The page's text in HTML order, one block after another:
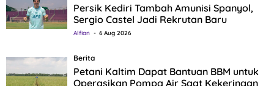
Persik Kediri Tambah Amunisi Spanyol,
Sergio Castel Jadi Rekrutan Baru
Alfian 6 Aug 2026
Berita
Petani Kaltim Dapat Bantuan BBM untuk
Operasikan Pompa Air Saat Kekeringan